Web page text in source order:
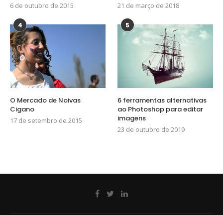
6 de outubro de 2015 21 de março de 2018
4
O Mercado de Noivas
Cigano
17 de setembro de 2015
5
6 ferramentas alternativas
ao Photoshop para editar
imagens
23 de outubro de 2019